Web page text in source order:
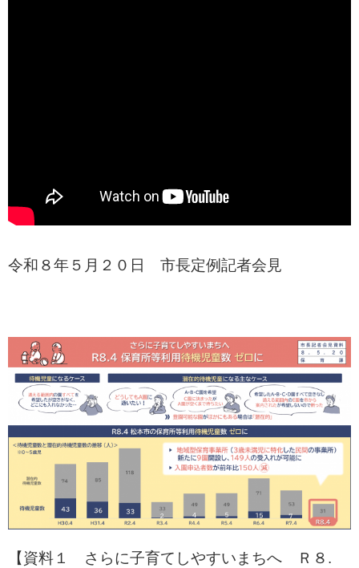
令和８年５月２０日 市長定例記者会見
【資料１ さらに子育てしやすいまちへ Ｒ８.